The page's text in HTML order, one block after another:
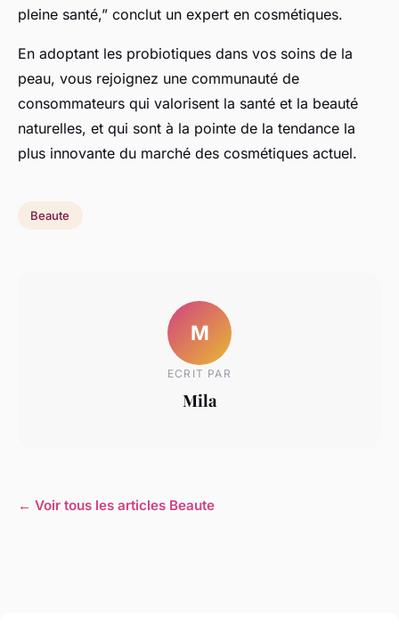
pleine santé,” conclut un expert en cosmétiques.
En adoptant les probiotiques dans vos soins de la
peau, vous rejoignez une communauté de
consommateurs qui valorisent la santé et la beauté
naturelles, et qui sont à la pointe de la tendance la
plus innovante du marché des cosmétiques actuel.
Beaute
M
ECRIT PAR
Mila
← Voir tous les articles Beaute